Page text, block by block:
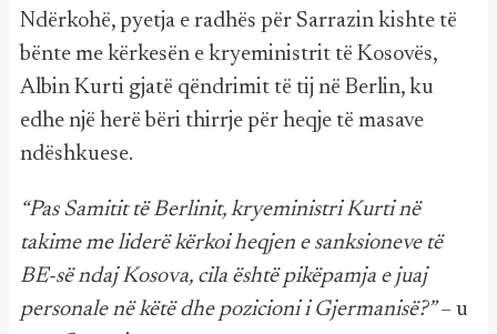
Ndërkohë, pyetja e radhës për Sarrazin kishte të
bënte me kërkesën e kryeministrit të Kosovës,
Albin Kurti gjatë qëndrimit të tij në Berlin, ku
edhe një herë bëri thirrje për heqje të masave
ndëshkuese.
“Pas Samitit të Berlinit, kryeministri Kurti në
takime me liderë kërkoi heqjen e sanksioneve të
BE-së ndaj Kosova, cila është pikëpamja e juaj
personale në këtë dhe pozicioni i Gjermanisë?”– u